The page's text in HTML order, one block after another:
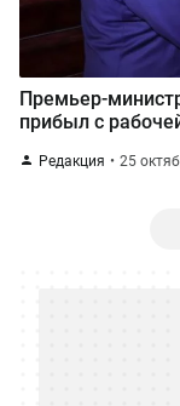
Премьер-
прибыл с
Редакция 25